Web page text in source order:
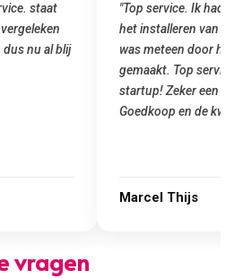
staat
nu al blij
"Top service. Ik had
het installeren van
was meteen door
gemaakt. Top
startup! Zeker een
Goedkoop en de
Marcel Thijs
vragen